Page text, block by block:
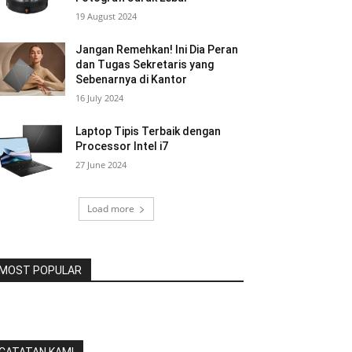
19 August 2024
Jangan Remehkan! Ini Dia Peran
dan Tugas Sekretaris yang
Sebenarnya di Kantor
16 July 2024
Laptop Tipis Terbaik dengan
Processor Intel i7
27 June 2024
Load more
POPULAR